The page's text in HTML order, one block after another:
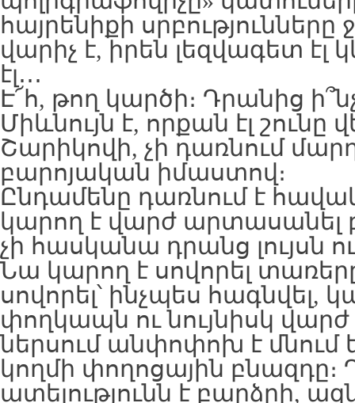
հայրենիքի սրբությունները
վարիչ է, իրեն լեզվագետ էլ
էլ․․․
Է՜հ, թող կարծի։ Դրանից
Միևնույն է, որքան էլ շունը
Շարիկովի, չի դառնում
բարոյական իմաստով։
Ընդամենը դառնում է
կարող է վարժ արտասանել
չի հասկանա դրանց լույսն
Նա կարող է սովորել
սովորել՝ ինչպես հագնվել,
փողկապն ու նույնիսկ
ներսում անփոփոխ է
կողմի փողոցային բնազդը։
ատելությունն է բարձրի,